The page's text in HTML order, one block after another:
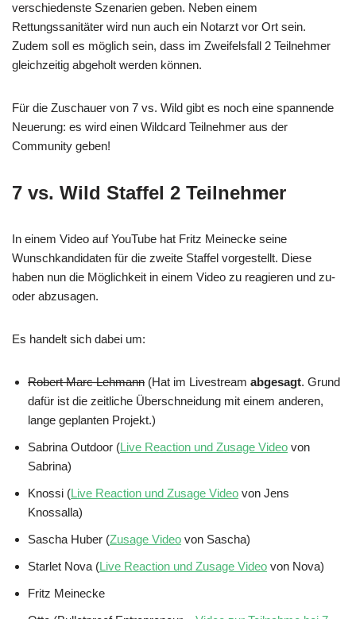
verschiedenste Szenarien geben. Neben einem
Rettungssanitäter wird nun auch ein Notarzt vor Ort sein.
Zudem soll es möglich sein, dass im Zweifelsfall 2 Teilnehmer
gleichzeitig abgeholt werden können.
Für die Zuschauer von 7 vs. Wild gibt es noch eine spannende
Neuerung: es wird einen Wildcard Teilnehmer aus der
Community geben!
7 vs. Wild Staffel 2 Teilnehmer
In einem Video auf YouTube hat Fritz Meinecke seine
Wunschkandidaten für die zweite Staffel vorgestellt. Diese
haben nun die Möglichkeit in einem Video zu reagieren und zu-
oder abzusagen.
Es handelt sich dabei um:
Robert Marc Lehmann (Hat im Livestream abgesagt. Grund
dafür ist die zeitliche Überschneidung mit einem anderen,
lange geplanten Projekt.)
Sabrina Outdoor (Live Reaction und Zusage Video von
Sabrina)
Knossi (Live Reaction und Zusage Video von Jens
Knossalla)
Sascha Huber (Zusage Video von Sascha)
Starlet Nova (Live Reaction und Zusage Video von Nova)
Fritz Meinecke